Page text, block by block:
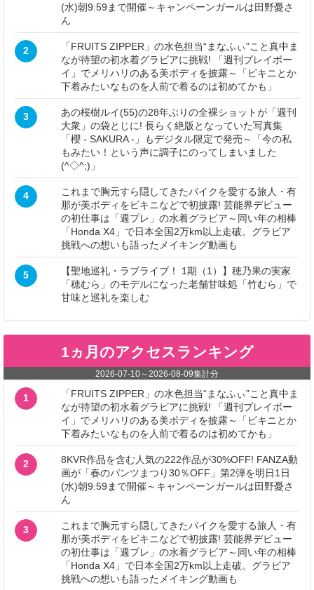
(水)朝9:59まで開催～キャンペーンガールは田野憂さ
ん
2
「FRUITS ZIPPER」の水色担当“まなふぃ”こと真中ま
なが待望の初水着グラビアに挑戦! 「週刊プレイボー
イ」でメリハリのある美ボディを披露～「ビキニとか
下着みたいなものを人前で着るのは初めてかも」
3
あの桜樹ルイ(55)の28年ぶりの全裸ショットが「週刊
大衆」の袋とじに! 長らく絶版となっていた写真集
「櫻 - SAKURA -」もデジタル限定で発売～「今の私
もみたい！という声に調子にのってしまいました
(^◇^;)」
4
これまで胸元すら隠してきたバイクを愛する旅人・有
那が美ボディをビキニなどで初披露! 芸能界デビュー
の初仕事は「週プレ」の水着グラビア～同い年の相棒
「Honda X4」で日本全国2万km以上走破。グラビア
挑戦への想いも語ったメイキング動画も
5
【聖地巡礼・ラブライブ！ 1期（1）】穂乃果の実家
「穂むら」のモデルになった老舗甘味処「竹むら」で
甘味と巡礼を楽しむ
1ヵ月のアクセスランキング
2026-07-10～2026-08-09集計分
1
「FRUITS ZIPPER」の水色担当“まなふぃ”こと真中ま
なが待望の初水着グラビアに挑戦! 「週刊プレイボー
イ」でメリハリのある美ボディを披露～「ビキニとか
下着みたいなものを人前で着るのは初めてかも」
2
8KVR作品を含む人気の222作品が30%OFF! FANZA動
画が「春のパンツまつり30％OFF」第2弾を明日1日
(水)朝9:59まで開催～キャンペーンガールは田野憂さ
ん
3
これまで胸元すら隠してきたバイクを愛する旅人・有
那が美ボディをビキニなどで初披露! 芸能界デビュー
の初仕事は「週プレ」の水着グラビア～同い年の相棒
「Honda X4」で日本全国2万km以上走破。グラビア
挑戦への想いも語ったメイキング動画も